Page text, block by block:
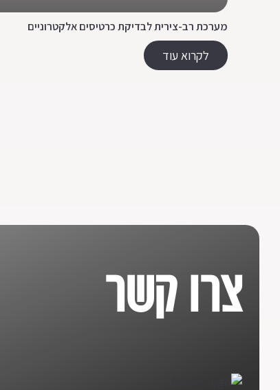
מערכת רב-צירית לבדיקת כרטיסים אלקטרוניים
לקרוא עוד
צרו קשר